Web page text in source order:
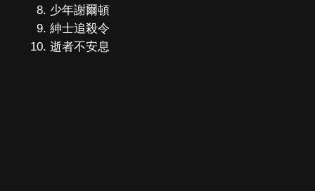
少年謝爾頓
紳士追殺令
逝者不安息